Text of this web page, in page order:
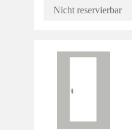
Nicht reservierbar